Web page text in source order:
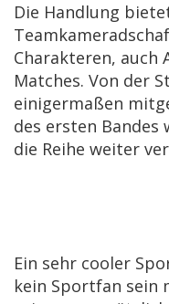
Die Handlung
Charakteren, auch
Matches. Von der
einigermaßen
des ersten Bandes
die Reihe weiter
Ein sehr cooler
kein Sportfan sein